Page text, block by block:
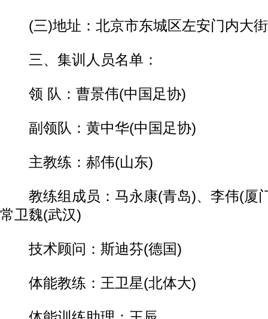
(三)地址：北京市东城区左安门内大
三、集训人员名单：
领 队：曹景伟(中国足协)
副领队：黄中华(中国足协)
主教练：郝伟(山东)
教练组成员：马永康(青岛)、李伟(厦
常卫魏(武汉)
技术顾问：斯迪芬(德国)
体能教练：王卫星(北体大)